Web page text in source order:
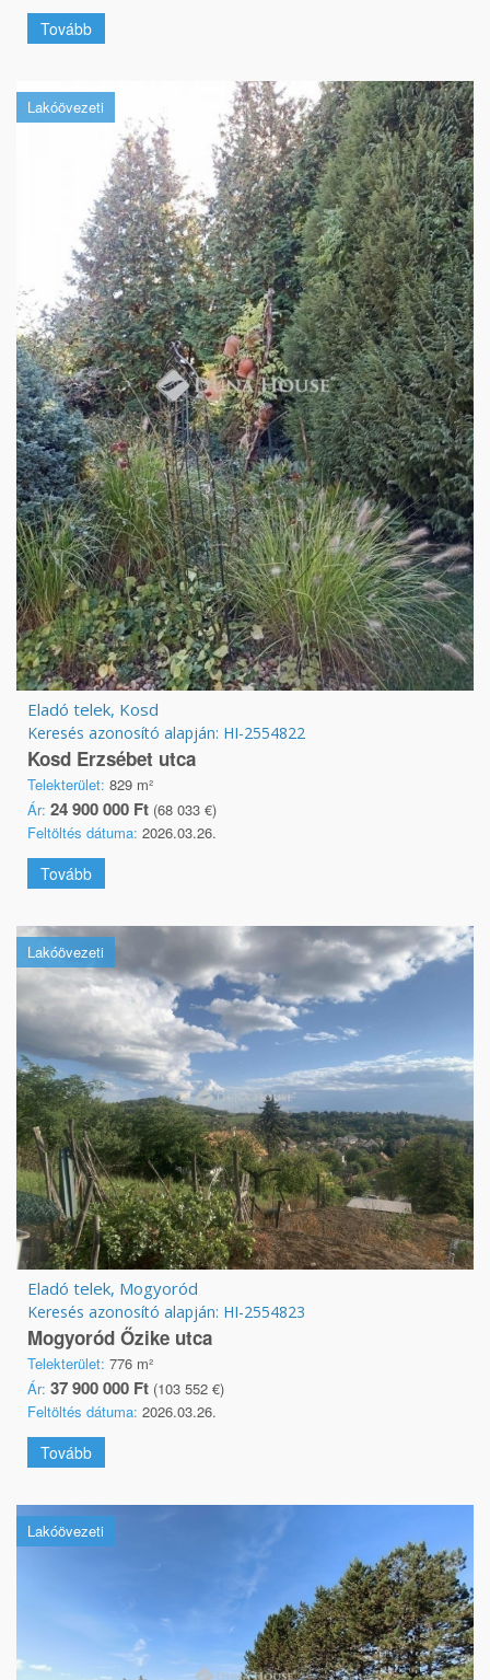
Tovább
Lakóövezeti
Eladó telek, Kosd
Keresés azonosító alapján: HI-2554822
Kosd Erzsébet utca
Telekterület: 829 m²
Ár: 24 900 000 Ft (68 033 €)
Feltöltés dátuma: 2026.03.26.
Tovább
Lakóövezeti
Eladó telek, Mogyoród
Keresés azonosító alapján: HI-2554823
Mogyoród Őzike utca
Telekterület: 776 m²
Ár: 37 900 000 Ft (103 552 €)
Feltöltés dátuma: 2026.03.26.
Tovább
Lakóövezeti